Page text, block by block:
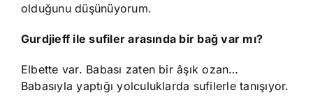
olduğunu düşünüyorum.
Gurdjieff ile sufiler arasında bir bağ var mı?
Elbette var. Babası zaten bir âşık ozan…
Babasıyla yaptığı yolculuklarda sufilerle tanışıyor.